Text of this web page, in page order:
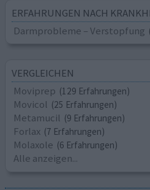
ERFAHRUNGEN NACH
Darmprobleme – Verstopfung
VERGLEICHEN
Moviprep (129 Erfahrungen)
Movicol (25 Erfahrungen)
Metamucil (9 Erfahrungen)
Forlax (7 Erfahrungen)
Molaxole (6 Erfahrungen)
Alle anzeigen...